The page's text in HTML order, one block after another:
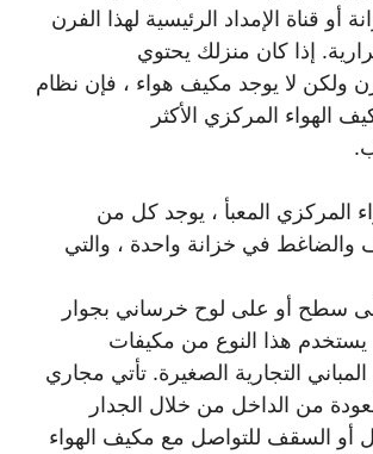
أو قناة الإمداد الرئيسية لهذا الفرن
إذا كان منزلك يحتوي
ولكن لا يوجد مكيف هواء ، فإن نظام
الهواء المركزي الأكثر
المركزي المعبأ ، يوجد كل من
والضاغط في خزانة واحدة ، والتي
سطح أو على لوح خرساني بجوار
هذا النوع من مكيفات
التجارية الصغيرة. تأتي مجاري
من الداخل من خلال الجدار
أو السقف للتواصل مع مكيف الهواء